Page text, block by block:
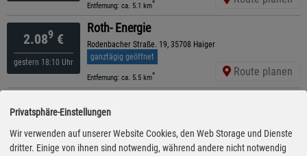
Entfernung: ca. 5.1 km*
2.089 €
gestern 18:10 Uhr
Roth- Energie
Rodenbacher Straße. 19, 35708 Haiger
ganztägig geöffnet
Entfernung: ca. 5.5 km* Route planen
2.099€
gestern 19:10 Uhr
Frankfurter Str. 175, 35683 Dillenburg
ganztägig geöffnet
Entfernung: ca. 1.3 km* Route planen
Privatsphäre-Einstellungen
Wir verwenden auf unserer Website Cookies, den Web Storage und Dienste
dritter. Einige von ihnen sind notwendig, während andere nicht notwendig